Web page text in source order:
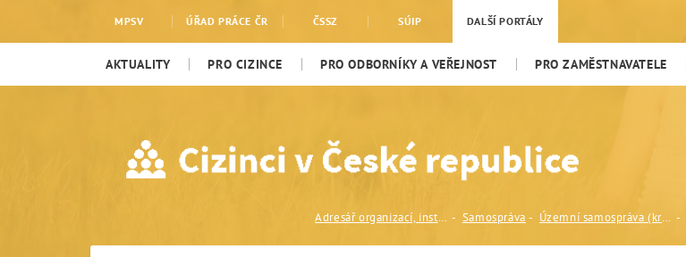
Krajský úřad Královéhradeckého kraje
MPSV ÚŘAD PRÁCE ČR ČSSZ SÚIP DALŠÍ PORTÁLY
AKTUALITY PRO CIZINCE PRO ODBORNÍKY A VEŘEJNOST PRO ZAMĚSTNAVATELE
Adresář organizací, institucí a odborníků Samospráva Územní samospráva (kraje a obce)